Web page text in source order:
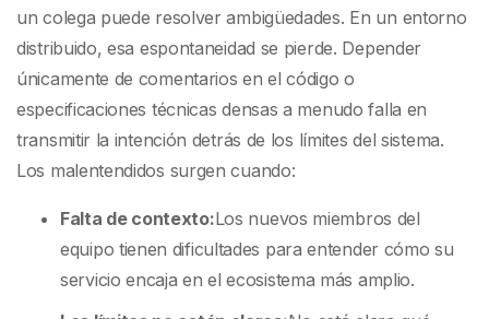
un colega puede resolver ambigüedades. En un entorno
distribuido, esa espontaneidad se pierde. Depender
únicamente de comentarios en el código o
especificaciones técnicas densas a menudo falla en
transmitir la intención detrás de los límites del sistema.
Los malentendidos surgen cuando:
Falta de contexto:Los nuevos miembros del
equipo tienen dificultades para entender cómo su
servicio encaja en el ecosistema más amplio.